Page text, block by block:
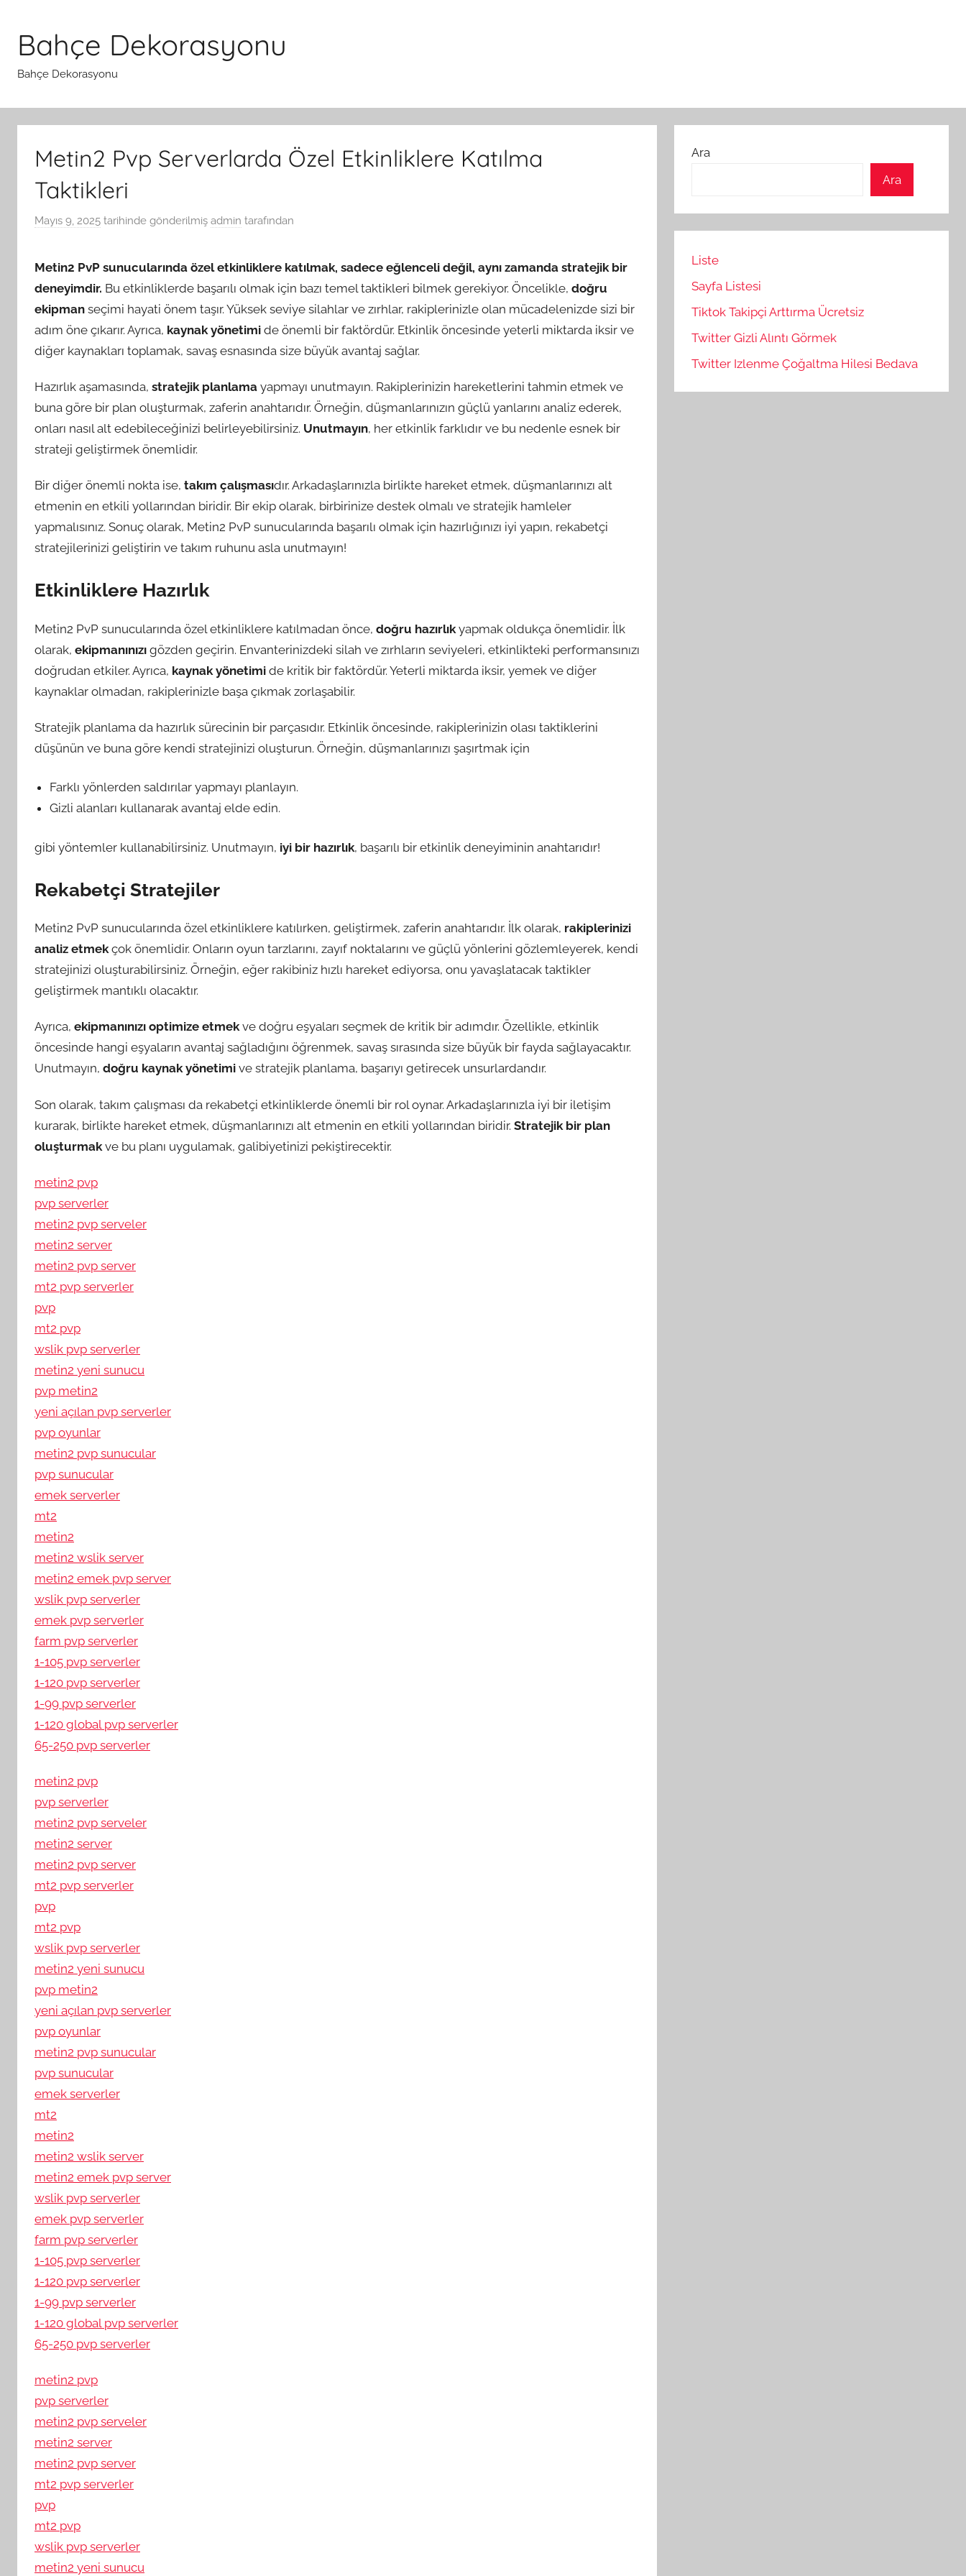
Bahçe Dekorasyonu
Bahçe Dekorasyonu
Metin2 Pvp Serverlarda Özel Etkinliklere Katılma
Taktikleri
Mayıs 9, 2025 tarihinde gönderilmiş admin tarafından
Metin2 PvP sunucularında özel etkinliklere katılmak, sadece eğlenceli değil, aynı zamanda stratejik bir
deneyimdir. Bu etkinliklerde başarılı olmak için bazı temel taktikleri bilmek gerekiyor. Öncelikle, doğru
ekipman seçimi hayati önem taşır. Yüksek seviye silahlar ve zırhlar, rakiplerinizle olan mücadelenizde sizi bir
adım öne çıkarır. Ayrıca, kaynak yönetimi de önemli bir faktördür. Etkinlik öncesinde yeterli miktarda iksir ve
diğer kaynakları toplamak, savaş esnasında size büyük avantaj sağlar.
Hazırlık aşamasında, stratejik planlama yapmayı unutmayın. Rakiplerinizin hareketlerini tahmin etmek ve
buna göre bir plan oluşturmak, zaferin anahtarıdır. Örneğin, düşmanlarınızın güçlü yanlarını analiz ederek,
onları nasıl alt edebileceğinizi belirleyebilirsiniz. Unutmayın, her etkinlik farklıdır ve bu nedenle esnek bir
strateji geliştirmek önemlidir.
Bir diğer önemli nokta ise, takım çalışmasıdır. Arkadaşlarınızla birlikte hareket etmek, düşmanlarınızı alt
etmenin en etkili yollarından biridir. Bir ekip olarak, birbirinize destek olmalı ve stratejik hamleler
yapmalısınız. Sonuç olarak, Metin2 PvP sunucularında başarılı olmak için hazırlığınızı iyi yapın, rekabetçi
stratejilerinizi geliştirin ve takım ruhunu asla unutmayın!
Etkinliklere Hazırlık
Metin2 PvP sunucularında özel etkinliklere katılmadan önce, doğru hazırlık yapmak oldukça önemlidir. İlk
olarak, ekipmanınızı gözden geçirin. Envanterinizdeki silah ve zırhların seviyeleri, etkinlikteki performansınızı
doğrudan etkiler. Ayrıca, kaynak yönetimi de kritik bir faktördür. Yeterli miktarda iksir, yemek ve diğer
kaynaklar olmadan, rakiplerinizle başa çıkmak zorlaşabilir.
Stratejik planlama da hazırlık sürecinin bir parçasıdır. Etkinlik öncesinde, rakiplerinizin olası taktiklerini
düşünün ve buna göre kendi stratejinizi oluşturun. Örneğin, düşmanlarınızı şaşırtmak için
Farklı yönlerden saldırılar yapmayı planlayın.
Gizli alanları kullanarak avantaj elde edin.
gibi yöntemler kullanabilirsiniz. Unutmayın, iyi bir hazırlık, başarılı bir etkinlik deneyiminin anahtarıdır!
Rekabetçi Stratejiler
Metin2 PvP sunucularında özel etkinliklere katılırken, geliştirmek, zaferin anahtarıdır. İlk olarak, rakiplerinizi
analiz etmekçok önemlidir. Onların oyun tarzlarını, zayıf noktalarını ve güçlü yönlerini gözlemleyerek, kendi
stratejinizi oluşturabilirsiniz. Örneğin, eğer rakibiniz hızlı hareket ediyorsa, onu yavaşlatacak taktikler
geliştirmek mantıklı olacaktır.
Ayrıca, ekipmanınızı optimize etmekve doğru eşyaları seçmek de kritik bir adımdır. Özellikle, etkinlik
öncesinde hangi eşyaların avantaj sağladığını öğrenmek, savaş sırasında size büyük bir fayda sağlayacaktır.
Unutmayın, doğru kaynak yönetimi ve stratejik planlama, başarıyı getirecek unsurlardandır.
Son olarak, takım çalışması da rekabetçi etkinliklerde önemli bir rol oynar. Arkadaşlarınızla iyi bir iletişim
kurarak, birlikte hareket etmek, düşmanlarınızı alt etmenin en etkili yollarından biridir. Stratejik bir plan
oluşturmak ve bu planı uygulamak, galibiyetinizi pekiştirecektir.
metin2 pvp
pvp serverler
metin2 pvp serveler
metin2 server
metin2 pvp server
mt2 pvp serverler
pvp
mt2 pvp
wslik pvp serverler
metin2 yeni sunucu
pvp metin2
yeni açılan pvp serverler
pvp oyunlar
metin2 pvp sunucular
pvp sunucular
emek serverler
mt2
metin2
metin2 wslik server
metin2 emek pvp server
wslik pvp serverler
emek pvp serverler
farm pvp serverler
1-105 pvp serverler
1-120 pvp serverler
1-99 pvp serverler
1-120 global pvp serverler
65-250 pvp serverler
metin2 pvp
pvp serverler
metin2 pvp serveler
metin2 server
metin2 pvp server
mt2 pvp serverler
pvp
mt2 pvp
wslik pvp serverler
metin2 yeni sunucu
pvp metin2
yeni açılan pvp serverler
pvp oyunlar
metin2 pvp sunucular
pvp sunucular
emek serverler
mt2
metin2
metin2 wslik server
metin2 emek pvp server
wslik pvp serverler
emek pvp serverler
farm pvp serverler
1-105 pvp serverler
1-120 pvp serverler
1-99 pvp serverler
1-120 global pvp serverler
65-250 pvp serverler
metin2 pvp
pvp serverler
metin2 pvp serveler
metin2 server
metin2 pvp server
mt2 pvp serverler
pvp
mt2 pvp
wslik pvp serverler
metin2 yeni sunucu
Ara
Ara
Liste
Sayfa Listesi
Tiktok Takipçi Arttırma Ücretsiz
Twitter Gizli Alıntı Görmek
Twitter Izlenme Çoğaltma Hilesi Bedava